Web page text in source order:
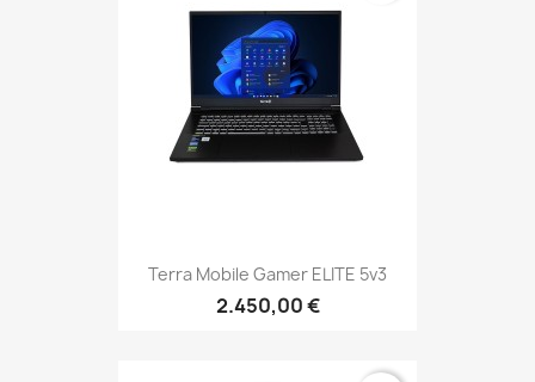
Terra Mobile Gamer ELITE 5v3
2.450,00 €